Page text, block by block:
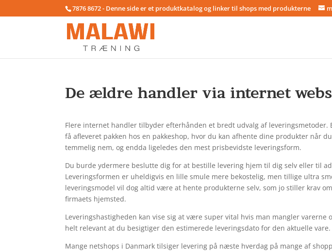
7876 8672 - Denne side er et produktkatalog og linker til shops med produkterne
De ældre handler via internet
Flere internet handler tilbyder efterhånden et bredt udvalg af leveringsmetoder.
få afleveret pakken hos en pakkeshop, hvor du kan afhente dine produkter når
temmelig nem, og endda ligeledes den mest prisbevidste leveringsform.
Du burde ydermere beslutte dig for at bestille levering hjem til dig selv eller til
Leveringsformen er uheldigvis en lille smule mere bekostelig, men tillige ultra
leveringsmodel vil dog altid være at hente produkterne selv, som jo stiller krav
firmaets hjemsted.
Leveringshastigheden kan vise sig at være super vital hvis man mangler varerne
helt relevant at du besigtiger den estimerede leveringsdato for den aktuelle vare.
Mange netshops i Danmark tilsiger levering på næste hverdag på mange af